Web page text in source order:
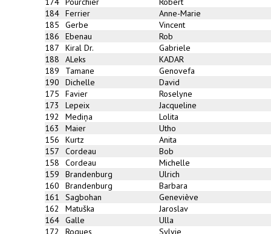
184 Ferrier
Anne-Marie
185
Gerbe
Vincent
186
Ebenau
Rob
187
Kiral Dr.
Gabriele
188
ALeks
KADAR
189
Tamane
Genovefa
190
Dichelle
David
175
Favier
Roselyne
173
Lepeix
Jacqueline
192
Mediņa
Lolita
163
Maier
Utho
156
Kurtz
Anita
157
Cordeau
Bob
158
Cordeau
Michelle
159
Brandenburg
Ulrich
160
Brandenburg
Barbara
161
Sagbohan
Geneviève
162
Matuška
Jaroslav
164 Galle
Ulla
172
Roques
Sylvie